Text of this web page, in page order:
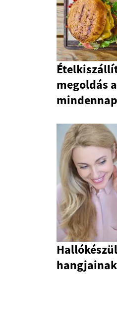
megoldás